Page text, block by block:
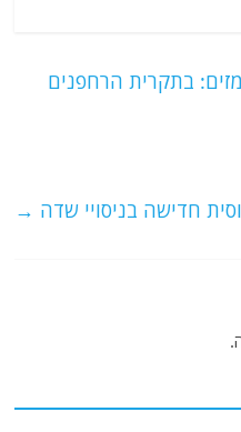
בתקרית הרחפנים
חדישה בניסויי שדה →